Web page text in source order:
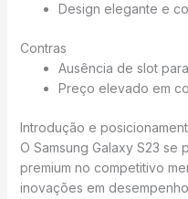
Design elegante e
Contras
Ausência de slot
Preço elevado em
Introdução e
O Samsung Galaxy S23 se
premium no competitivo
inovações em